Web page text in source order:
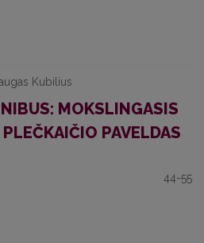
Kubilius
MOKSLINGASIS
PAVELDAS
44-55